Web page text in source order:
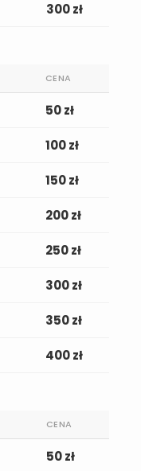
300 zł
CENA
50 zł
100 zł
150 zł
200 zł
250 zł
300 zł
350 zł
400 zł
CENA
50 zł